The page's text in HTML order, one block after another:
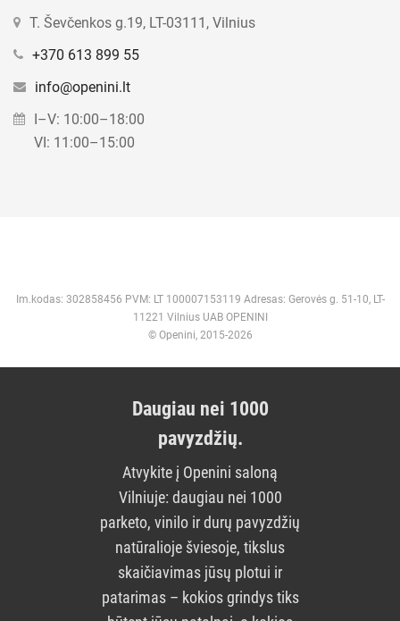
T. Ševčenkos g.19, LT-03111, Vilnius
+370 613 899 55
info@openini.lt
I–V: 10:00–18:00
VI: 11:00–15:00
Im.kodas: 302858456 PVM: LT 100007153119 Adresas: Gerovės g. 51-10, LT-
11221 Vilnius UAB OPENINI
© Openini, 2015-2026
Daugiau nei 1000
pavyzdžių.
Atvykite į Openini saloną
Vilniuje: daugiau nei 1000
parketo, vinilo ir durų pavyzdžių
natūralioje šviesoje, tikslus
skaičiavimas jūsų plotui ir
patarimas – kokios grindys tiks